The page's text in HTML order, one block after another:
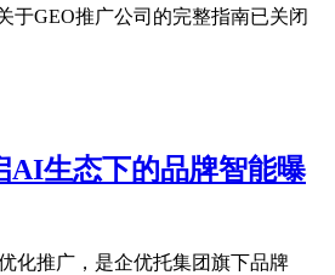
于GEO推广公司的完整指南已关闭
AI生态下的品牌智能曝
化推广，是企优托集团旗下品牌